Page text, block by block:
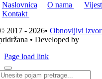
Naslovnica O nama
Kontakt
2017 - 2026•Obnovljivi
• Developed by
Page load link